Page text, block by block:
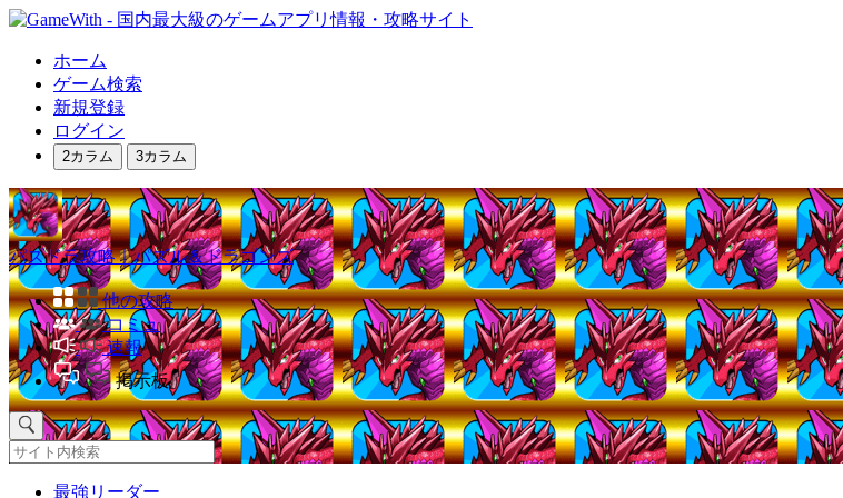
ホーム
ゲーム検索
新規登録
ログイン
2カラム 3カラム
パズドラ攻略｜パズル＆ドラゴンズ
他の攻略
コミュ
速報
掲示板
最強リーダー